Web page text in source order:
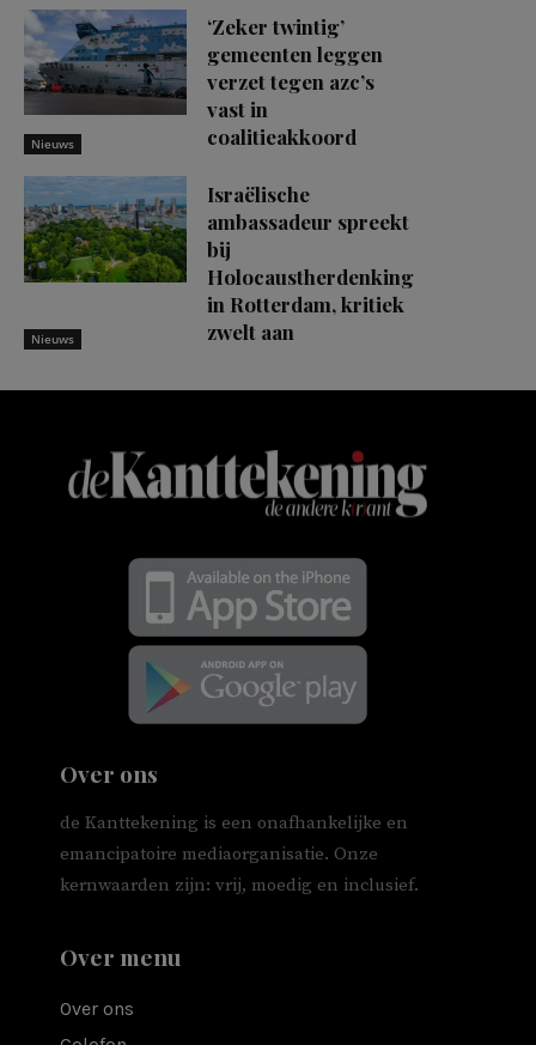
Nieuws
‘Zeker twintig’
gemeenten leggen
verzet tegen azc’s
vast in
coalitieakkoord
Nieuws
Israëlische
ambassadeur spreekt
bij
Holocaustherdenking
in Rotterdam, kritiek
zwelt aan
Over ons
de Kanttekening is een onafhankelijke en
emancipatoire mediaorganisatie. Onze
kernwaarden zijn: vrij, moedig en inclusief.
Over menu
Over ons